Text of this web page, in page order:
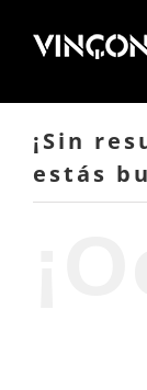
¡Sin
estás